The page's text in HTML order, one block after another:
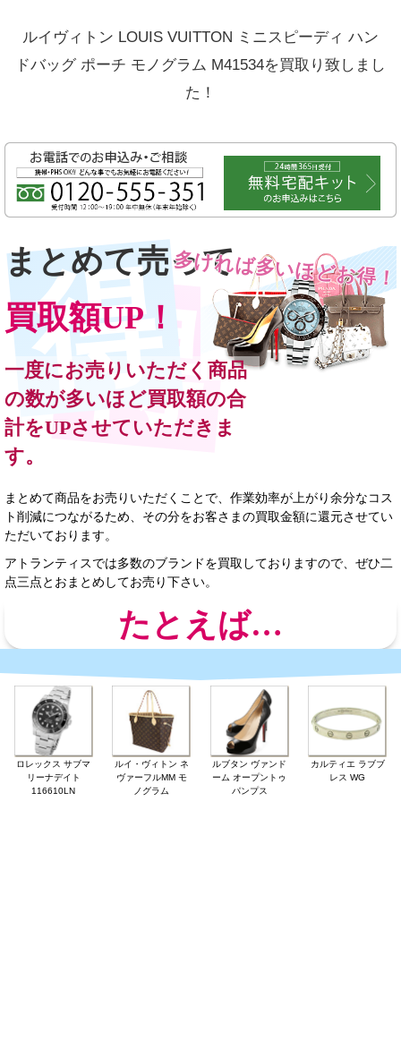
ルイヴィトン LOUIS VUITTON ミニスピーディ ハン
ドバッグ ポーチ モノグラム M41534を買取り致しまし
た！
まとめて売って
買取額UP！
多ければ多いほどお得！
一度にお売りいただく商品
の数が多いほど買取額の合
計をUPさせていただきま
す。
まとめて商品をお売りいただくことで、作業効率が上がり余分なコス
ト削減につながるため、その分をお客さまの買取金額に還元させてい
ただいております。
アトランティスでは多数のブランドを買取しておりますので、ぜひ二
点三点とおまとめしてお売り下さい。
たとえば…
ロレックス サブマ
リーナデイト
116610LN
ルイ・ヴィトン ネ
ヴァーフルMM モ
ノグラム
ルブタン ヴァンド
ーム オープントゥ
パンプス
カルティエ ラブブ
レス WG